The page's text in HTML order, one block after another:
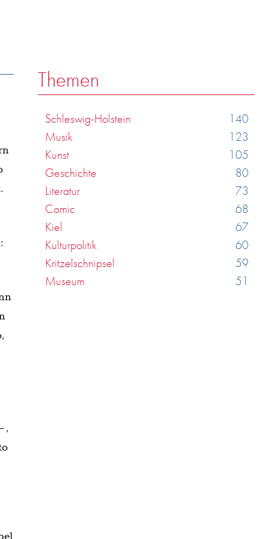
Themen
Schleswig-Holstein
140
Musik
123
Kunst
105
Geschichte
80
Literatur
73
Comic
68
Kiel
67
Kulturpolitik
60
Kritzelschnipsel
59
Museum
51